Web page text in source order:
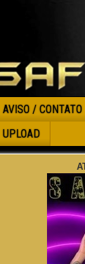
AVISO / CONTATO
UPLOAD